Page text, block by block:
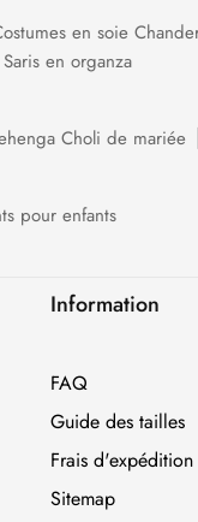
en soie
Saris en organza
Choli de mariée
pour enfants
Information
FAQ
Guide des tailles
Frais d'expédition
Sitemap